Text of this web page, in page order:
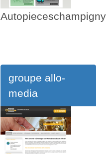
Autopieceschampigny
groupe allo-
media